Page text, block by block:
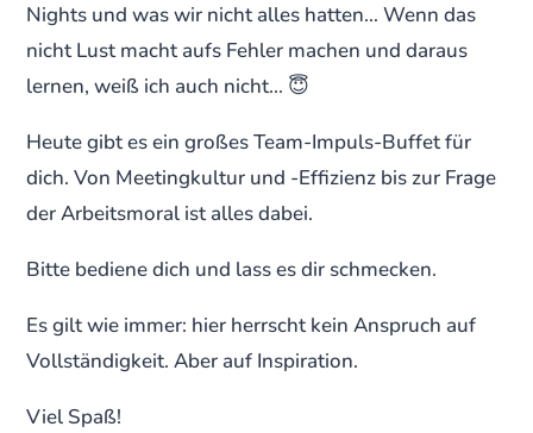
Nights und was wir nicht alles hatten… Wenn das
nicht Lust macht aufs Fehler machen und daraus
lernen, weiß ich auch nicht… 😇
Heute gibt es ein großes Team-Impuls-Buffet für
dich. Von Meetingkultur und -Effizienz bis zur Frage
der Arbeitsmoral ist alles dabei.
Bitte bediene dich und lass es dir schmecken.
Es gilt wie immer: hier herrscht kein Anspruch auf
Vollständigkeit. Aber auf Inspiration.
Viel Spaß!